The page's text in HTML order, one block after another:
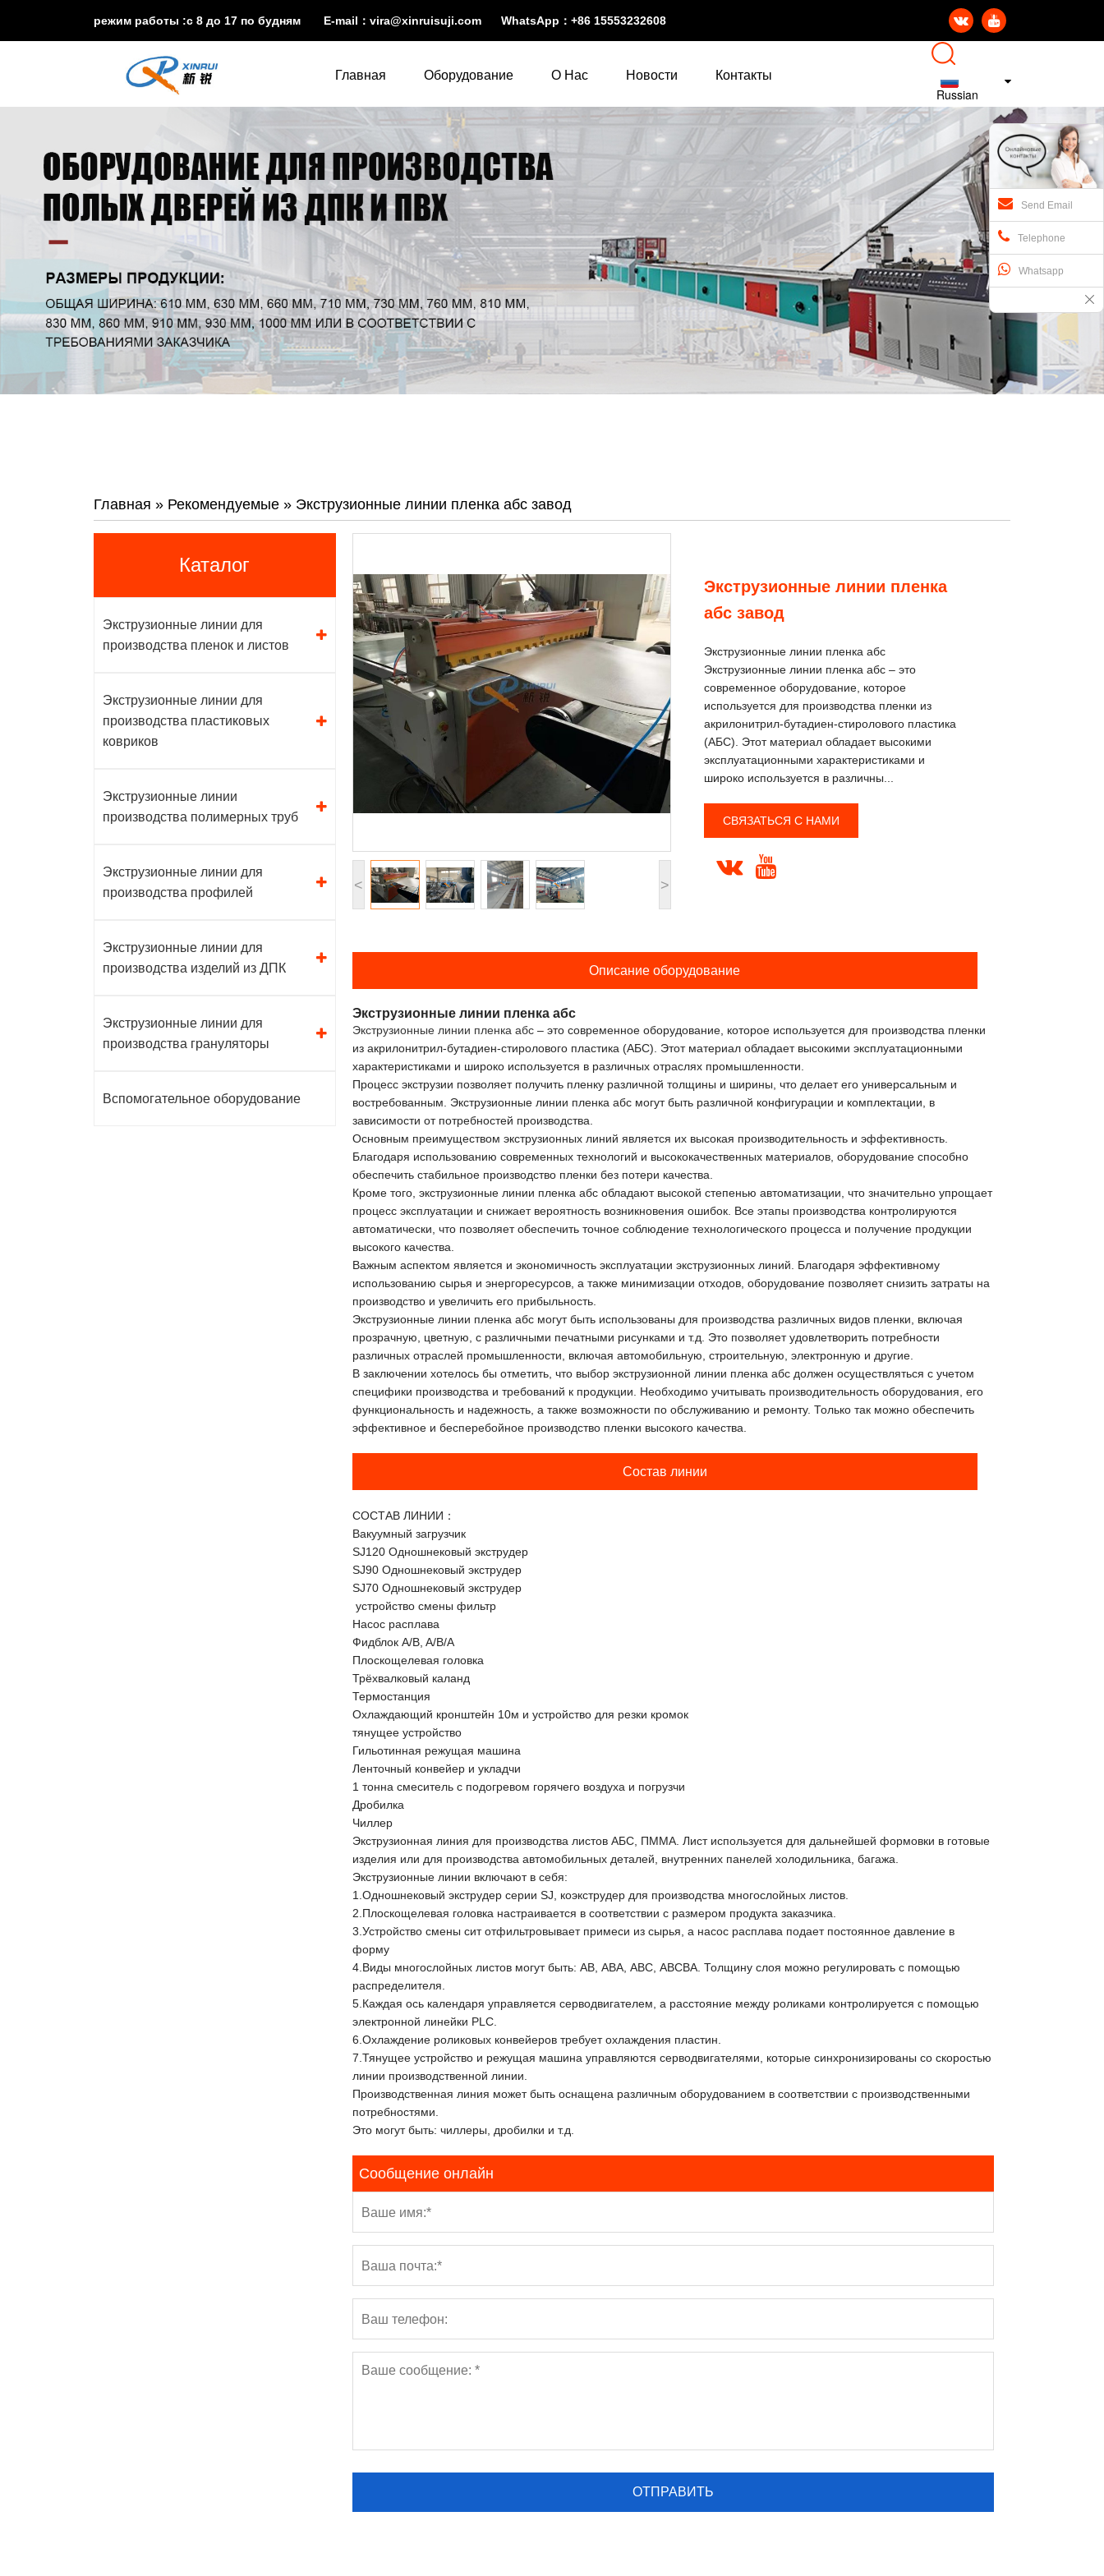
режим работы :с 8 до 17 по будням E-mail： vira@xinruisuji.com WhatsApp： +86 15553232608  
Главная Оборудование О Нас Новости Контакты
Russian
Главная » Рекомендуемые » Экструзионные линии пленка абс завод
Каталог
Экструзионные линии для
производства пленок и листов
Экструзионные линии для
производства пластиковых
ковриков
Экструзионные линии
производства полимерных труб
Экструзионные линии для
производства профилей
Экструзионные линии для
производства изделий из ДПК
Экструзионные линии для
производства грануляторы
Вспомогательное оборудование
< >
Экструзионные линии пленка
абс завод
Экструзионные линии пленка абс
Экструзионные линии пленка абс – это
современное оборудование, которое
используется для производства пленки из
акрилонитрил-бутадиен-стиролового пластика
(АБС). Этот материал обладает высокими
эксплуатационными характеристиками и
широко используется в различны...
СВЯЗАТЬСЯ С НАМИ
 
Описание оборудование
Экструзионные линии пленка абс
Экструзионные линии пленка абс– это современное оборудование, которое используется для производства пленки
из акрилонитрил-бутадиен-стиролового пластика (АБС). Этот материал обладает высокими эксплуатационными
характеристиками и широко используется в различных отраслях промышленности.
Процесс экструзии позволяет получить пленку различной толщины и ширины, что делает его универсальным и
востребованным. Экструзионные линии пленка абс могут быть различной конфигурации и комплектации, в
зависимости от потребностей производства.
Основным преимуществом экструзионных линий является их высокая производительность и эффективность.
Благодаря использованию современных технологий и высококачественных материалов, оборудование способно
обеспечить стабильное производство пленки без потери качества.
Кроме того, экструзионные линии пленка абс обладают высокой степенью автоматизации, что значительно упрощает
процесс эксплуатации и снижает вероятность возникновения ошибок. Все этапы производства контролируются
автоматически, что позволяет обеспечить точное соблюдение технологического процесса и получение продукции
высокого качества.
Важным аспектом является и экономичность эксплуатации экструзионных линий. Благодаря эффективному
использованию сырья и энергоресурсов, а также минимизации отходов, оборудование позволяет снизить затраты на
производство и увеличить его прибыльность.
Экструзионные линии пленка абс могут быть использованы для производства различных видов пленки, включая
прозрачную, цветную, с различными печатными рисунками и т.д. Это позволяет удовлетворить потребности
различных отраслей промышленности, включая автомобильную, строительную, электронную и другие.
В заключении хотелось бы отметить, что выбор экструзионной линии пленка абс должен осуществляться с учетом
специфики производства и требований к продукции. Необходимо учитывать производительность оборудования, его
функциональность и надежность, а также возможности по обслуживанию и ремонту. Только так можно обеспечить
эффективное и бесперебойное производство пленки высокого качества.
Состав линии
СОСТАВ ЛИНИИ：
Вакуумный загрузчик
SJ120 Одношнековый экструдер
SJ90 Одношнековый экструдер
SJ70 Одношнековый экструдер
устройство смены фильтр
Насос расплава
Фидблок A/B, A/B/A
Плоскощелевая головка
Трёхвалковый каланд
Термостанция
Охлаждающий кронштейн 10м и устройство для резки кромок
тянущее устройство
Гильотинная режущая машина
Ленточный конвейер и укладчи
1 тонна смеситель с подогревом горячего воздуха и погрузчи
Дробилка
Чиллер
Экструзионная линия для производства листов АБС, ПММА. Лист используется для дальнейшей формовки в готовые
изделия или для производства автомобильных деталей, внутренних панелей холодильника, багажа.
Экструзионные линии включают в себя:
1.Одношнековый экструдер серии SJ, коэкструдер для производства многослойных листов.
2.Плоскощелевая головка настраивается в соответствии с размером продукта заказчика.
3.Устройство смены сит отфильтровывает примеси из сырья, а насос расплава подает постоянное давление в
форму
4.Виды многослойных листов могут быть: АВ, АВА, АВС, АВСВА. Толщину слоя можно регулировать с помощью
распределителя.
5.Каждая ось календаря управляется серводвигателем, а расстояние между роликами контролируется с помощью
электронной линейки PLC.
6.Охлаждение роликовых конвейеров требует охлаждения пластин.
7.Тянущее устройство и режущая машина управляются серводвигателями, которые синхронизированы со скоростью
линии производственной линии.
Производственная линия может быть оснащена различным оборудованием в соответствии с производственными
потребностями.
Это могут быть: чиллеры, дробилки и т.д.
Сообщение онлайн
Send Email
Telephone
Whatsapp